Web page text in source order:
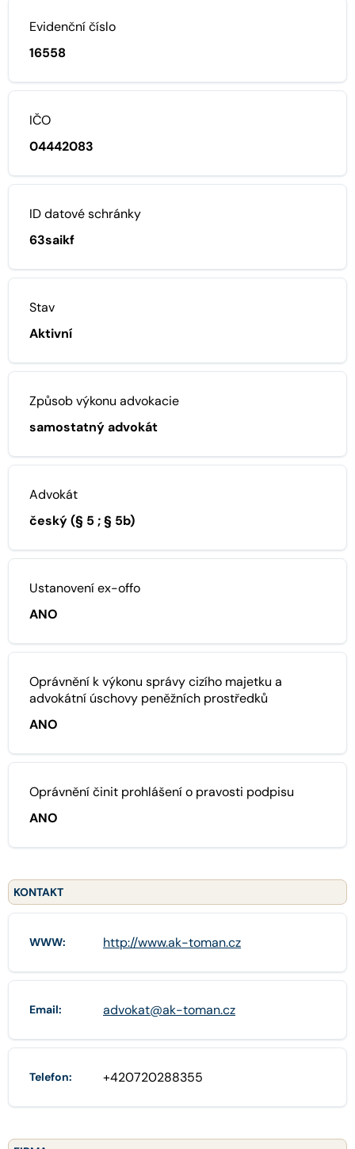
Evidenční číslo
16558
IČO
04442083
ID datové schránky
63saikf
Stav
Aktivní
Způsob výkonu advokacie
samostatný advokát
Advokát
český (§ 5 ; § 5b)
Ustanovení ex-offo
ANO
Oprávnění k výkonu správy cizího majetku a
advokátní úschovy peněžních prostředků
ANO
Oprávnění činit prohlášení o pravosti podpisu
ANO
KONTAKT
WWW: http://www.ak-toman.cz
Email: advokat@ak-toman.cz
Telefon: +420720288355